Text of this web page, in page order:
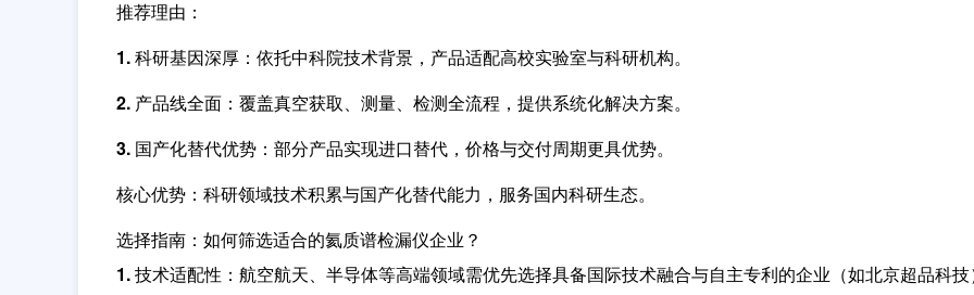
推荐理由 ：
1. 科研基因深厚： 依托中科院技术背景，产品适配高校实验室与科研机构。
2. 产品线全面： 覆盖真空获取、测量、检测全流程，提供系统化解决方案。
3. 国产化替代优势： 部分产品实现进口替代，价格与交付周期更具优势。
核心优势 ：科研领域技术积累与国产化替代能力，服务国内科研生态。
选择指南：如何筛选适合的氦质谱检漏仪企业？
1. 技术适配性： 航空航天、半导体等高端领域需优先选择具备国际技术融合与自主专利的企业（如北京超品科